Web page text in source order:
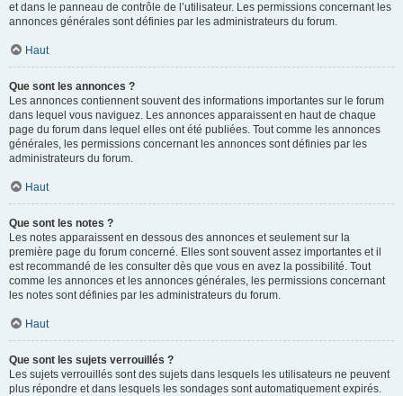
et dans le panneau de contrôle de l’utilisateur. Les permissions concernant les
annonces générales sont définies par les administrateurs du forum.
Haut
Que sont les annonces ?
Les annonces contiennent souvent des informations importantes sur le forum
dans lequel vous naviguez. Les annonces apparaissent en haut de chaque
page du forum dans lequel elles ont été publiées. Tout comme les annonces
générales, les permissions concernant les annonces sont définies par les
administrateurs du forum.
Haut
Que sont les notes ?
Les notes apparaissent en dessous des annonces et seulement sur la
première page du forum concerné. Elles sont souvent assez importantes et il
est recommandé de les consulter dès que vous en avez la possibilité. Tout
comme les annonces et les annonces générales, les permissions concernant
les notes sont définies par les administrateurs du forum.
Haut
Que sont les sujets verrouillés ?
Les sujets verrouillés sont des sujets dans lesquels les utilisateurs ne peuvent
plus répondre et dans lesquels les sondages sont automatiquement expirés.